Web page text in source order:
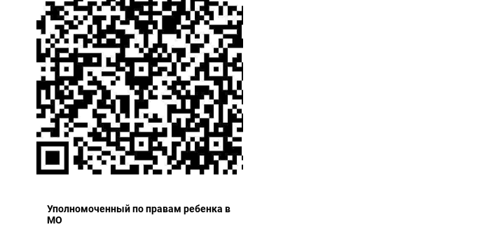
Уполномоченный по правам ребенка в
МО